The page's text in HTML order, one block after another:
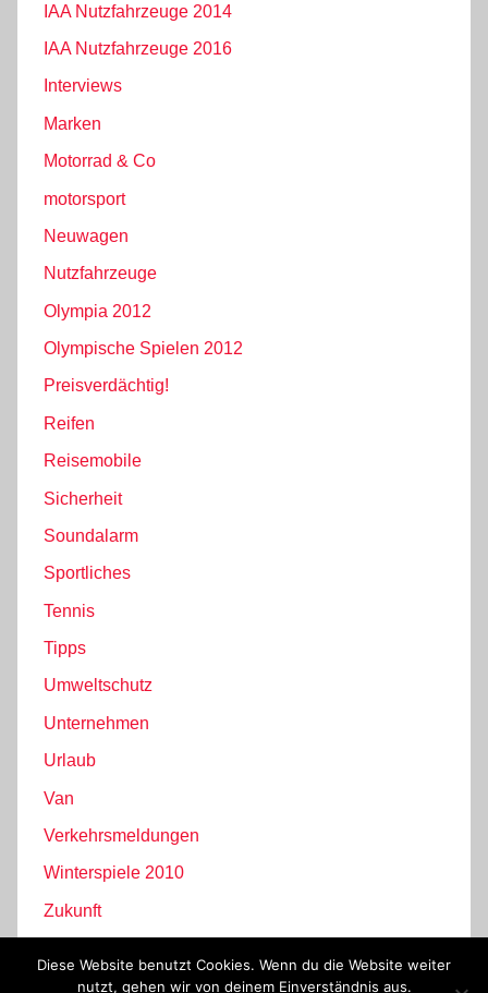
IAA Nutzfahrzeuge 2014
IAA Nutzfahrzeuge 2016
Interviews
Marken
Motorrad & Co
motorsport
Neuwagen
Nutzfahrzeuge
Olympia 2012
Olympische Spielen 2012
Preisverdächtig!
Reifen
Reisemobile
Sicherheit
Soundalarm
Sportliches
Tennis
Tipps
Umweltschutz
Unternehmen
Urlaub
Van
Verkehrsmeldungen
Winterspiele 2010
Zukunft
Diese Website benutzt Cookies. Wenn du die Website weiter
nutzt, gehen wir von deinem Einverständnis aus.